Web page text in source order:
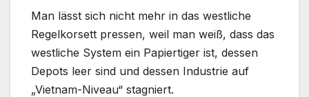
Man lässt sich nicht mehr in das westliche
Regelkorsett pressen, weil man weiß, dass das
westliche System ein Papiertiger ist, dessen
Depots leer sind und dessen Industrie auf
„Vietnam-Niveau“ stagniert.